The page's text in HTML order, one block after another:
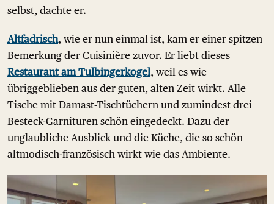
selbst, dachte er.
Altfadrisch, wie er nun einmal ist, kam er einer spitzen
Bemerkung der Cuisinière zuvor. Er liebt dieses
Restaurant am Tulbingerkogel, weil es wie
übriggeblieben aus der guten, alten Zeit wirkt. Alle
Tische mit Damast-Tischtüchern und zumindest drei
Besteck-Garnituren schön eingedeckt. Dazu der
unglaubliche Ausblick und die Küche, die so schön
altmodisch-französisch wirkt wie das Ambiente.